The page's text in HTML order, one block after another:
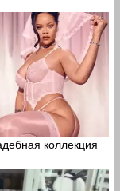
коллекция